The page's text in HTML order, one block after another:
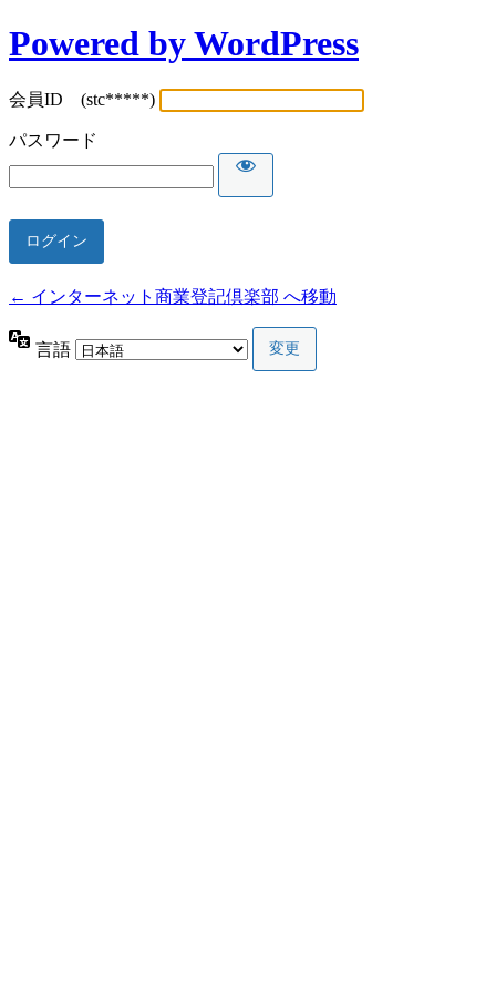
Powered by WordPress
会員ID (stc*****)
パスワード
← インターネット商業登記倶楽部 へ移動
言語